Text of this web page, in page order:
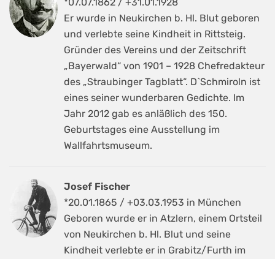
Er wurde in Neukirchen b. Hl. Blut geboren
und verlebte seine Kindheit in Rittsteig.
Gründer des Vereins und der Zeitschrift
„Bayerwald“ von 1901 – 1928 Chefredakteur
des „Straubinger Tagblatt“. D`Schmiroln ist
eines seiner wunderbaren Gedichte. Im
Jahr 2012 gab es anläßlich des 150.
Geburtstages eine Ausstellung im
Wallfahrtsmuseum.
Josef Fischer
*20.01.1865 / +03.03.1953 in München
Geboren wurde er in Atzlern, einem Ortsteil
von Neukirchen b. Hl. Blut und seine
Kindheit verlebte er in Grabitz/Furth im